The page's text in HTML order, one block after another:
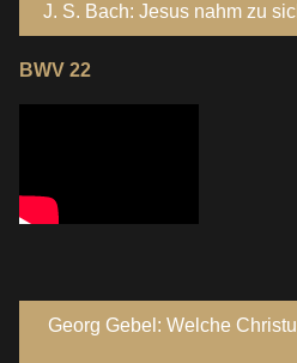
J. S. Bach: Jesus nahm
BWV 22
Georg Gebel: Welche